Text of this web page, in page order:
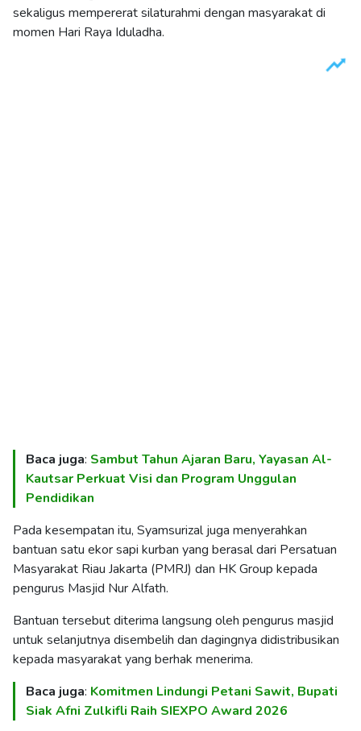
sekaligus mempererat silaturahmi dengan masyarakat di
momen Hari Raya Iduladha.
Baca juga: Sambut Tahun Ajaran Baru, Yayasan Al-
Kautsar Perkuat Visi dan Program Unggulan
Pendidikan
Pada kesempatan itu, Syamsurizal juga menyerahkan
bantuan satu ekor sapi kurban yang berasal dari Persatuan
Masyarakat Riau Jakarta (PMRJ) dan HK Group kepada
pengurus Masjid Nur Alfath.
Bantuan tersebut diterima langsung oleh pengurus masjid
untuk selanjutnya disembelih dan dagingnya didistribusikan
kepada masyarakat yang berhak menerima.
Baca juga: Komitmen Lindungi Petani Sawit, Bupati
Siak Afni Zulkifli Raih SIEXPO Award 2026